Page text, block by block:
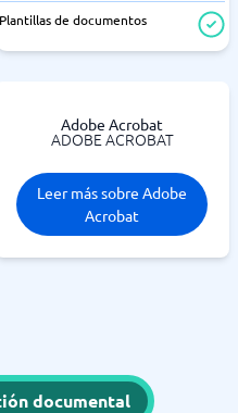
Plantillas de documentos
Adobe Acrobat
ADOBE ACROBAT
Leer más sobre Adobe
Acrobat
documental